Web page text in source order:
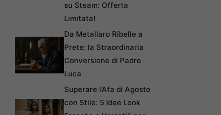
su Steam: Offerta
Limitata!
Da Metallaro Ribelle a
Prete: la Straordinaria
Conversione di Padre
Luca
Superare l’Afa di Agosto
con Stile: 5 Idee Look